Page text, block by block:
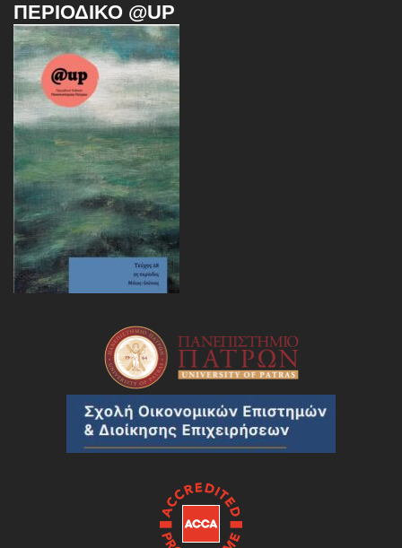
ΠΕΡΙΟΔΙΚΌ @UP